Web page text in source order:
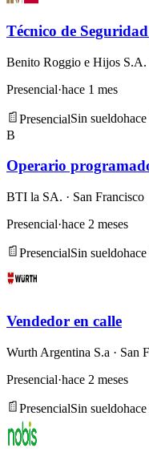
Técnico de
Benito Roggio e Hijos S.A.
Presencial·hace 1 mes
PresencialSin sueldo
B
Operario
BTI la SA. · San Francisco
Presencial·hace 2 meses
PresencialSin sueldo
Vendedor en calle
Wurth Argentina S.a · San
Presencial·hace 2 meses
PresencialSin sueldo